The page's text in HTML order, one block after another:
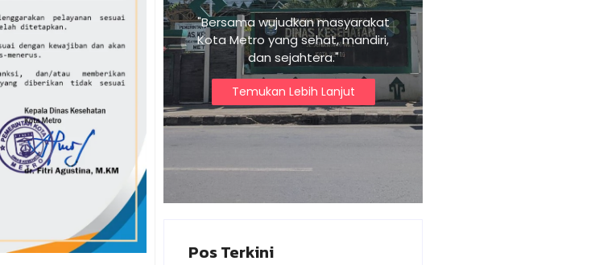
"Bersama wujudkan masyarakat
Kota Metro yang sehat, mandiri,
dan sejahtera."
Temukan Lebih Lanjut
Pos Terkini